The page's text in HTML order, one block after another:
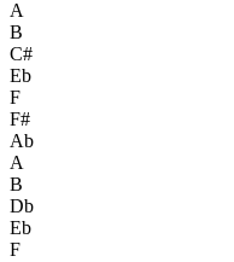
A
B
C#
Eb
F
F#
Ab
A
B
Db
Eb
F